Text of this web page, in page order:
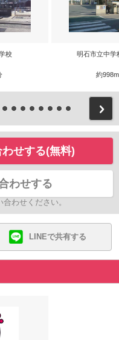
校 明石市立中学
約
せする(無料)
わせする
わせください。
LINEで共有する